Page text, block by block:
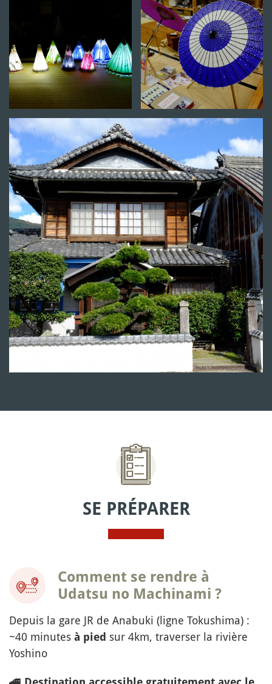
SE PRÉPARER
Comment se rendre à
Udatsu no Machinami ?
Depuis la gare JR de Anabuki (ligne Tokushima) :
~40 minutes à pied sur 4km, traverser la rivière
Yoshino